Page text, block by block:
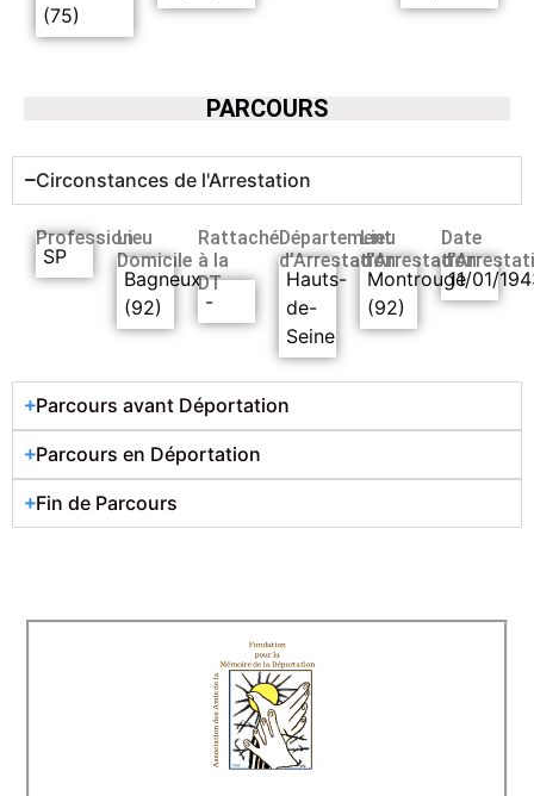
(75)
PARCOURS
Circonstances de l'Arrestation
Profession
SP
Lieu
Domicile
Bagneux
(92)
Rattaché
à la
DT
-
Département
d’Arrestation
Hauts-
de-
Seine
Lieu
d’Arrestation
Montrouge
(92)
Date
11/01/
Parcours avant Déportation
Parcours en Déportation
Fin de Parcours